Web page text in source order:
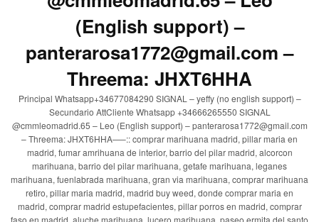
(English support) –
panterarosa1772@gmail.com –
Threema: JHXT6HHA
Principal Whatsapp+34677084290 SIGNAL – yeffy (no english support) –
Secundario AttCliente Whatsapp +34666265550 SIGNAL
@cmmleomadrid.65 – Leo (English support) – panterarosa1772@gmail.com
– Threema: JHXT6HHA—–:: comprar marihuana madrid, pillar maria en
madrid, fumar amrihuana de interior, barrio del pilar madrid, alcorcon
marihuana, barrio del pilar marihuana, getafe marihuana, leganes
marihuana, fuenlabrada marihuana, gran via marihuana, comprar marihuana
retiro, pillar maria madrid, madrid buy weed, donde comprar maria en
madrid, comprar madrid estupefacientes, pillar porros en madrid, comprar